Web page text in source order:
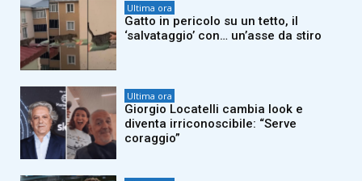
Ultima ora
Gatto in pericolo su un tetto, il
‘salvataggio’ con… un’asse da stiro
Ultima ora
Giorgio Locatelli cambia look e
diventa irriconoscibile: “Serve
coraggio”